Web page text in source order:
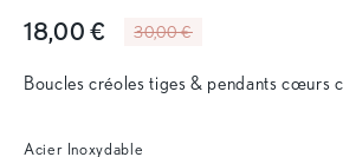
18,00 € 30,00 €
Boucles créoles tiges & pendants cœurs
Acier Inoxydable